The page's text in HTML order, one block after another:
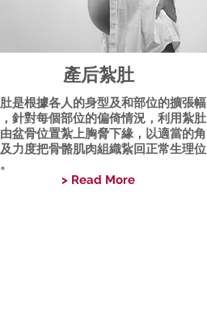
產后紮肚
是根據各人的身型及和部位的擴張幅
針對每個部位的偏倚情況，利用紮肚
盆骨位置紮上胸脅下緣，以適當的角
力度把骨骼肌肉組織紥回正常生理位
> Read More